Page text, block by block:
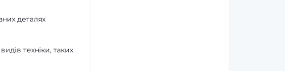
деталях
техніки, таких